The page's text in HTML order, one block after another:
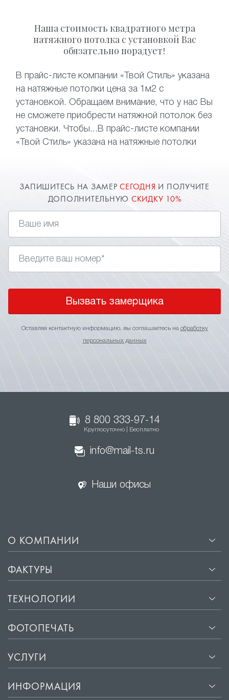
Наша стоимость квадратного метра
натяжного потолка с установкой Вас
обязательно порадует!
В прайс-листе компании «Твой Стиль» указана
на натяжные потолки цена за 1м2 с
установкой. Обращаем внимание, что у нас Вы
не сможете приобрести натяжной потолок без
установки. Чтобы...В прайс-листе компании
«Твой Стиль» указана на натяжные потолки
ЗАПИШИТЕСЬ НА ЗАМЕРСЕГОДНЯ И ПОЛУЧИТЕ
ДОПОЛНИТЕЛЬНУЮ СКИДКУ 10%
Вызвать замерщика
Оставляя контактную информацию, вы соглашаетесь на обработку
персональных данных
8 800 333-97-14
Круглосуточно | Бесплатно
info@mail-ts.ru
Наши офисы
О КОМПАНИИ
ФАКТУРЫ
ТЕХНОЛОГИИ
ФОТОПЕЧАТЬ
УСЛУГИ
ИНФОРМАЦИЯ